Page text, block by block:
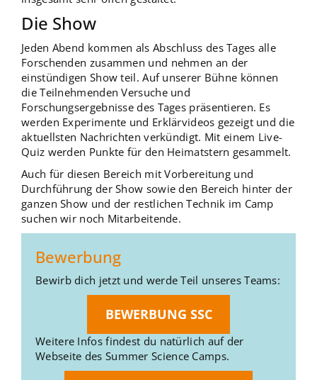
Die Show
Jeden Abend kommen als Abschluss des Tages alle
Forschenden zusammen und nehmen an der
einstündigen Show teil. Auf unserer Bühne können
die Teilnehmenden Versuche und
Forschungsergebnisse des Tages präsentieren. Es
werden Experimente und Erklärvideos gezeigt und die
aktuellsten Nachrichten verkündigt. Mit einem Live-
Quiz werden Punkte für den Heimatstern gesammelt.
Auch für diesen Bereich mit Vorbereitung und
Durchführung der Show sowie den Bereich hinter der
ganzen Show und der restlichen Technik im Camp
suchen wir noch Mitarbeitende.
Bewerbung
Bewirb dich jetzt und werde Teil unseres Teams:
BEWERBUNG SSC
Weitere Infos findest du natürlich auf der
Webseite des Summer Science Camps.